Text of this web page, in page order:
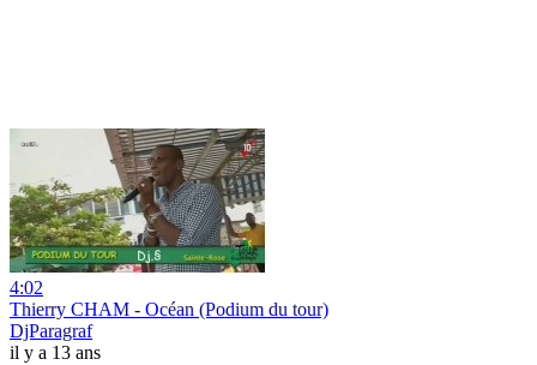
4:02
Thierry CHAM - Océan (Podium du tour)
DjParagraf
il y a 13 ans